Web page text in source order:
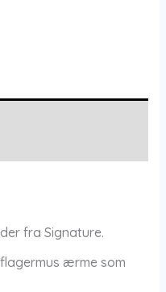
fra Signature.
ærme som